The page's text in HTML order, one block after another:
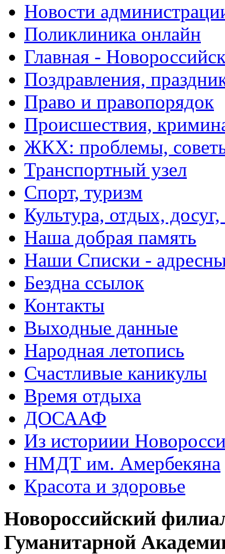
Новости
Поликлиника онлайн
Главная -
Поздравления,
Право и правопорядок
Происшествия,
ЖКХ: проблемы,
Транспортный узел
Спорт, туризм
Культура, отдых,
Наша добрая память
Наши Списки -
Бездна ссылок
Контакты
Выходные данные
Народная летопись
Счастливые каникулы
Время отдыха
ДОСААФ
Из историии
НМДТ им. Амербекяна
Красота и здоровье
Новороссийский
Гуманитарной